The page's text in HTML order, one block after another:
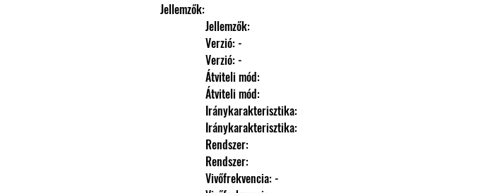
Jellemzők:
                Jellemzők:
                Verzió: -
                Verzió: -
                Átviteli mód:
                Átviteli mód:
                Iránykarakterisztika:
                Iránykarakterisztika:
                Rendszer:
                Rendszer:
                Vivőfrekvencia: -